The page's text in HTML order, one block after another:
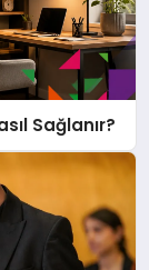
Sağlanır?